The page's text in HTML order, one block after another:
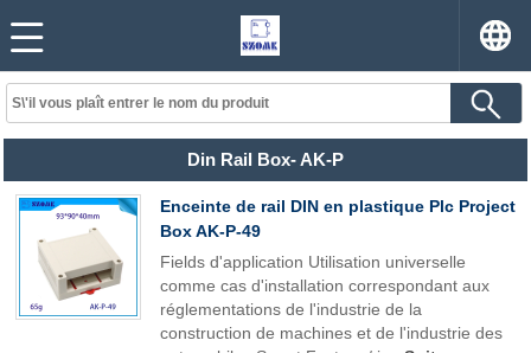
Din Rail Box- AK-P
Enceinte de rail DIN en plastique Plc Project
Box AK-P-49
Fields d'application Utilisation universelle
comme cas d'installation correspondant aux
réglementations de l'industrie de la
construction de machines et de l'industrie des